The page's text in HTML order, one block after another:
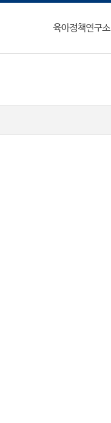
육아정책연구소